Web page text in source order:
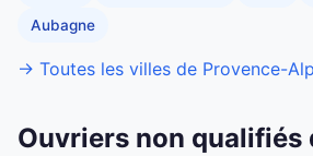
Aubagne
→ Toutes les villes de Provence-
Ouvriers non qualifiés